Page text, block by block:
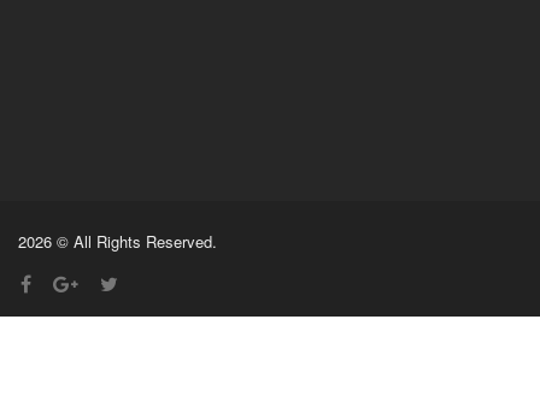
2026 © All Rights Reserved.